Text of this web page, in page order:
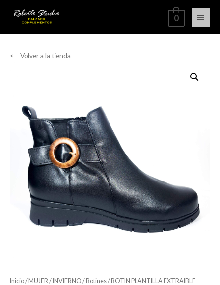
0
<-- Volver a la tienda
Inicio/ MUJER / INVIERNO / Botines/ BOTIN PLANTILLA EXTRAIBLE